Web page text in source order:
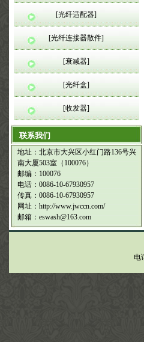
LC 套管 ST 适配器
[光纤适配器]
[光纤连接器散件]
[衰减器]
[光纤盒]
[收发器]
联系我们
地址：北京市大兴区小红门路136号兴
南大厦503室（100076）
邮编：100076
电话：0086-10-67930957
传真：0086-10-67930957
网址：http://www.jwccn.com/
邮箱：eswash@163.com
电